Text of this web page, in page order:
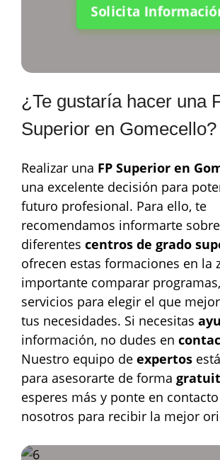
Solicita
¿Te gustaría hacer una
Superior en Gomecello?
Realizar una FP Superior en
una excelente decisión para
futuro profesional. Para ello, te
recomendamos informarte
diferentes centros de grado
ofrecen estas formaciones en la
importante comparar
servicios para elegir el que
tus necesidades. Si necesitas
información, no dudes en
Nuestro equipo de expertos
para asesorarte de forma
esperes más y ponte en
nosotros para recibir la mejor